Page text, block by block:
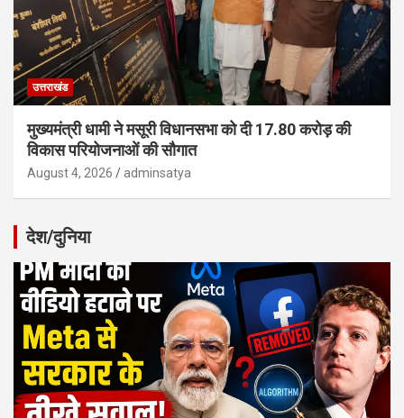
उत्तराखंड
मुख्यमंत्री धामी ने मसूरी विधानसभा को दी 17.80 करोड़ की
विकास परियोजनाओं की सौगात
August 4, 2026 adminsatya
देश/दुनिया